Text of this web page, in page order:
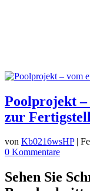
Poolprojekt –
zur
von Kb0216wsHP|
0 Kommentare
Sehen Sie